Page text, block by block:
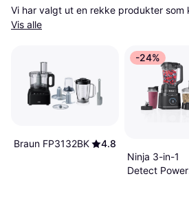
Vis alle
Braun FP3132BK 4.8
-24%
Ninja 3-in-1
Detect Power